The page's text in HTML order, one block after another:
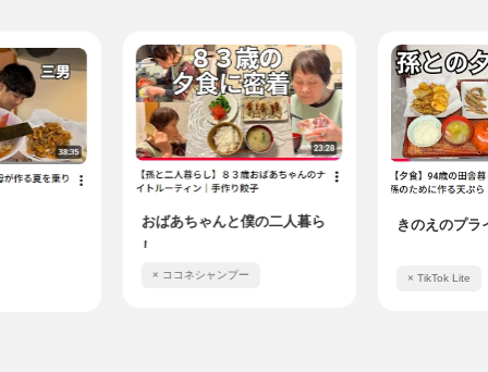
おばあちゃんと僕の二人暮ら
× ココネシャンプー
きのえのプ
× TikTok Lite